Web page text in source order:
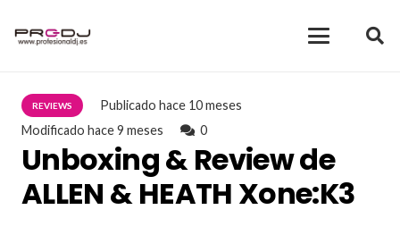
REVIEWS Publicadohace 10 meses
Modificado hace 9 meses 0
Unboxing & Review de
ALLEN & HEATH Xone:K3